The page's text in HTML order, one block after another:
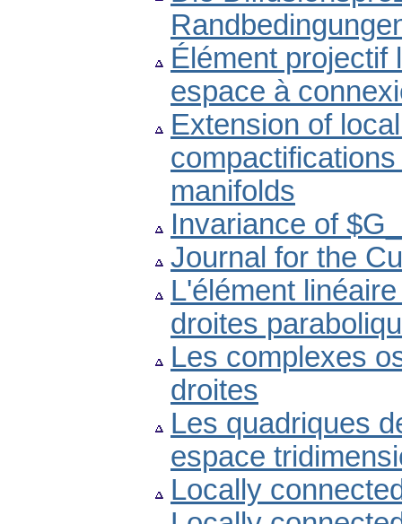
Élément projectif
espace à
Extension of
manifolds
Invariance of
Journal for the
L'élément
droites
Les complexes
droites
Les quadriques
espace
Locally